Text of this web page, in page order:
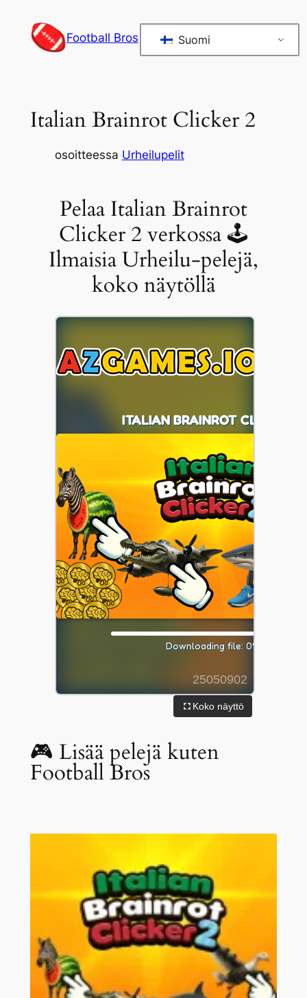
sisältöön
Football Bros Suomi
Italian Brainrot Clicker 2
osoitteessa Urheilupelit
Pelaa Italian Brainrot
Clicker 2 verkossa 🕹
Ilmaisia Urheilu-pelejä,
koko näytöllä
Koko näyttö
🎮 Lisää pelejä kuten
Football Bros